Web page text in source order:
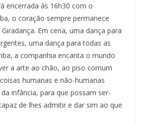
encerrada às 16h30 com o
o coração sempre permanece
Em cena, uma dança para
uma dança para todas as
a companhia encanta o mundo
a arte ao chão, ao piso comum
humanas e não-humanas
infância, para que possam ser-
de lhes admitir e dar sim ao que